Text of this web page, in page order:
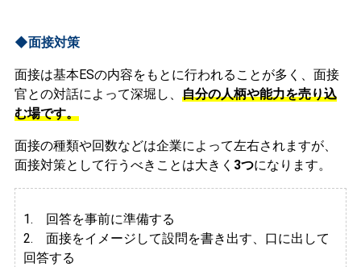
◆面接対策
面接は基本ESの内容をもとに行われることが多く、面接
官との対話によって深堀し、 自分の人柄や能力を売り込
む場です。
面接の種類や回数などは企業によって左右されますが、
面接対策として行うべきことは大きく 3つになります。
1. 回答を事前に準備する
2. 面接をイメージして設問を書き出す、口に出して
回答する